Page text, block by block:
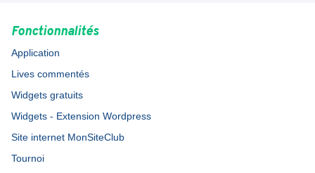
Fonctionnalités
Application
Lives commentés
Widgets gratuits
Widgets - Extension Wordpress
Site internet MonSiteClub
Tournoi